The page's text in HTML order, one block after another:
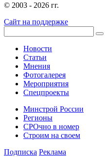
© 2003 - 2026 гг.
Сайт на поддержке
Новости
Статьи
Мнения
Фотогалерея
Мероприятия
Спецпроекты
Минстрой России
Регионы
СРОчно в номер
Строим на своем
Подписка Реклама